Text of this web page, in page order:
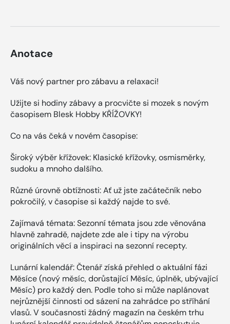
Anotace
Váš nový partner pro zábavu a relaxaci!
Užijte si hodiny zábavy a procvičte si mozek s novým
časopisem Blesk Hobby KŘÍŽOVKY!
Co na vás čeká v novém časopise:
Široký výběr křížovek: Klasické křížovky, osmisměrky,
sudoku a mnoho dalšího.
Různé úrovně obtížnosti: Ať už jste začátečník nebo
pokročilý, v časopise si každý najde to své.
Zajímavá témata: Sezonní témata jsou zde věnována
hlavně zahradě, najdete zde ale i tipy na výrobu
originálních věcí a inspiraci na sezonní recepty.
Lunární kalendář: Čtenář získá přehled o aktuální fázi
Měsíce (nový měsíc, dorůstající Měsíc, úplněk, ubývající
Měsíc) pro každý den. Podle toho si může naplánovat
nejrůznější činnosti od sázení na zahrádce po stříhání
vlasů. V současnosti žádný magazín na českém trhu